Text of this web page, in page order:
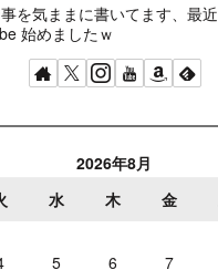
を気ままに書いてます、最近
始めましたｗ
2026年8月
水 木 金
5 6 7